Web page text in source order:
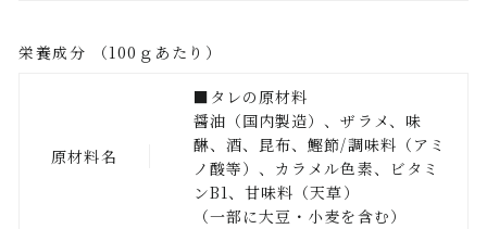
栄養成分 （100ｇあたり）
原材料名
■タレの原材料
醤油（国内製造）、ザラメ、味
醂、酒、昆布、鰹節/調味料（アミ
ノ酸等）、カラメル色素、ビタミ
ンB1、甘味料（天草）
（一部に大豆・小麦を含む）